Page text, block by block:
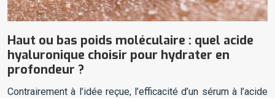
Haut ou bas poids moléculaire : quel acide
hyaluronique choisir pour hydrater en
profondeur ?
Contrairement à l’idée reçue, l’efficacité d’un sérum à l’acide